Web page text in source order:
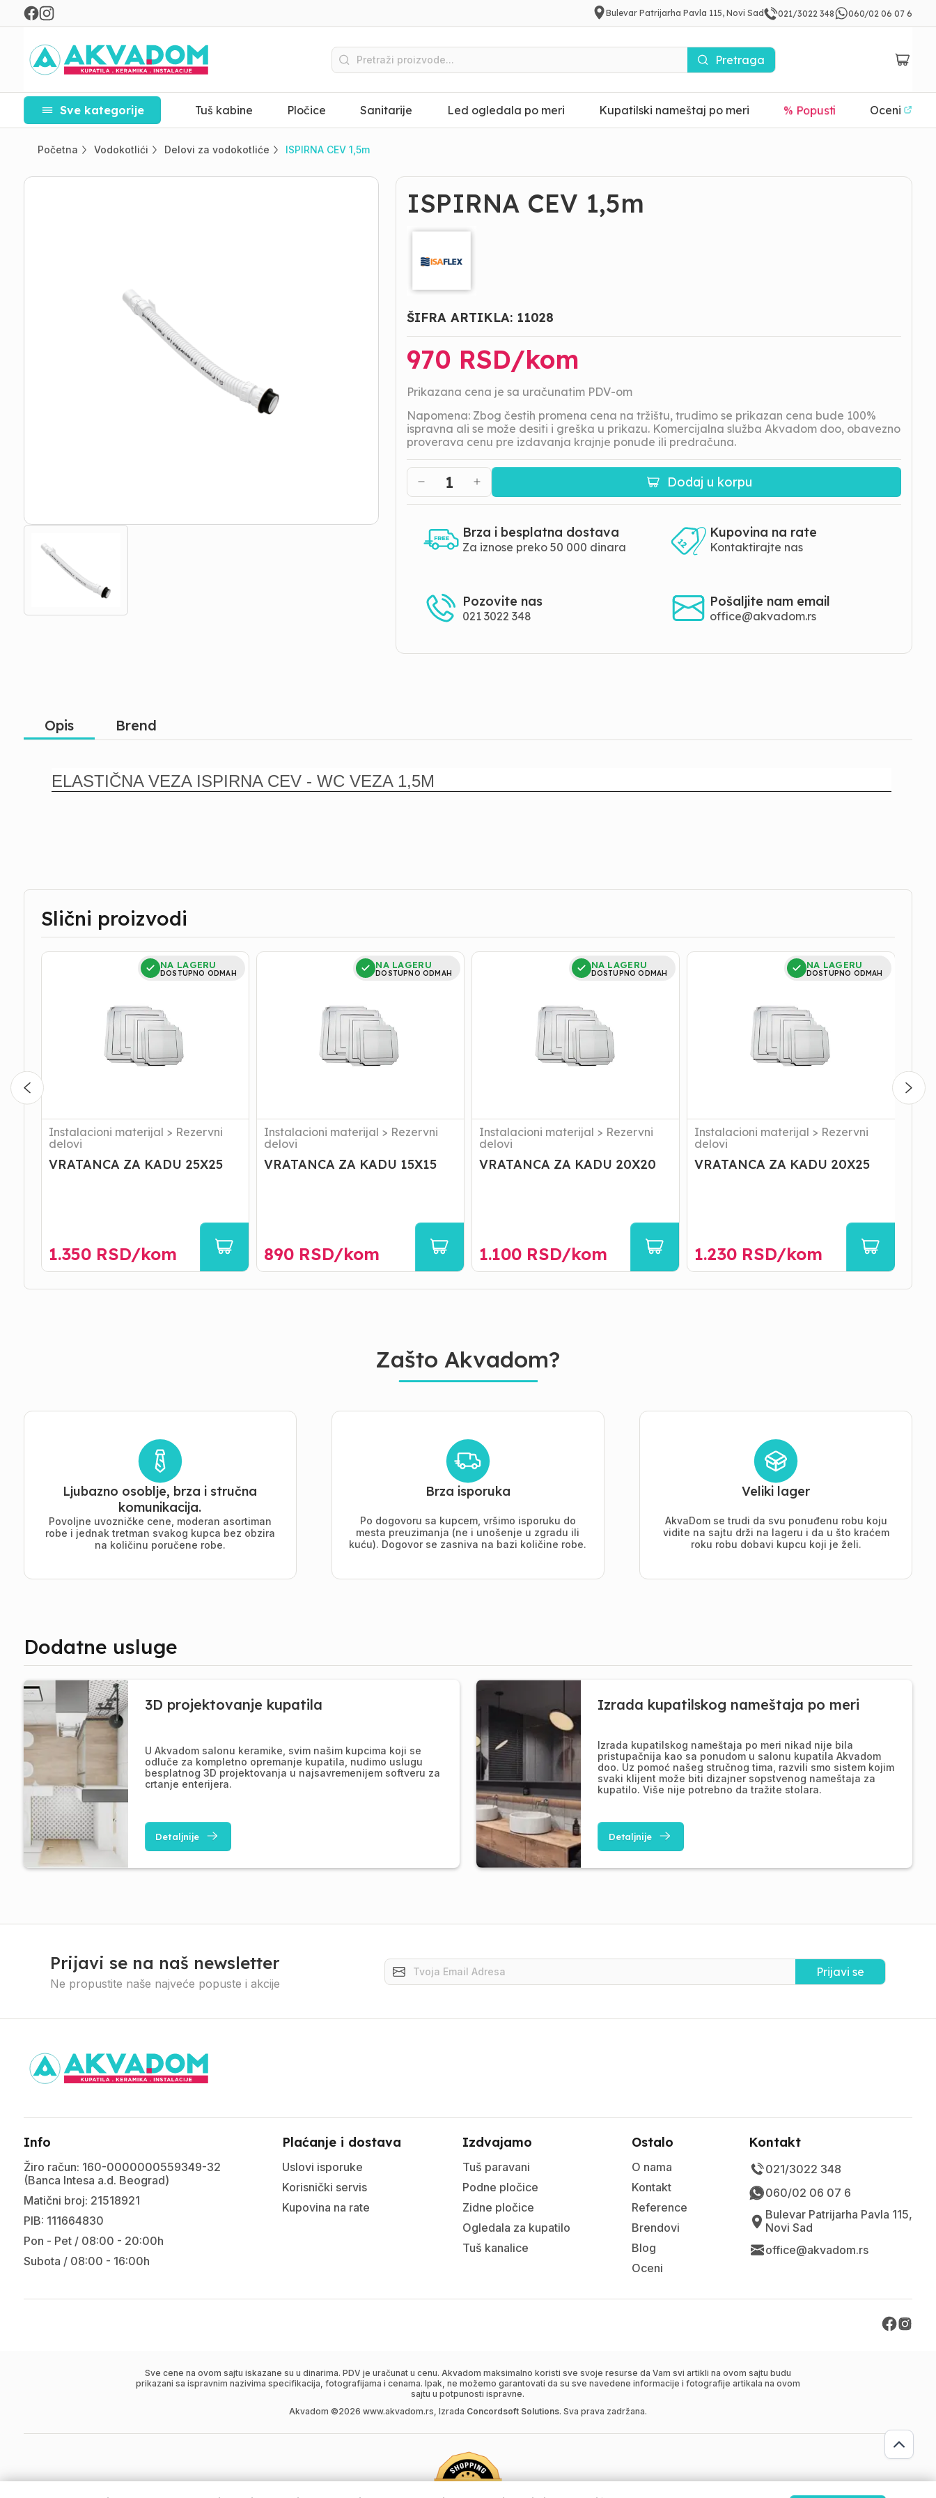
Bulevar Patrijarha Pavla 115, Novi Sad 021/3022 348 060/02 06 07 6
Pretraga
Sve kategorije Tuš kabine Pločice Sanitarije Led ogledala po meri Kupatilski nameštaj po meri % Popusti Oceni
Početna Vodokotlići Delovi za vodokotliće ISPIRNA CEV 1,5m
ISPIRNA CEV 1,5m
ŠIFRA ARTIKLA: 11028
970 RSD/kom
Prikazana cena je sa uračunatim PDV-om
Napomena: Zbog čestih promena cena na tržištu, trudimo se prikazan cena bude 100%
ispravna ali se može desiti i greška u prikazu. Komercijalna služba Akvadom doo, obavezno
proverava cenu pre izdavanja krajnje ponude ili predračuna.
1 Dodaj u korpu
Brza i besplatna dostava
Za iznose preko 50 000 dinara
Kupovina na rate
Kontaktirajte nas
Pozovite nas
021 3022 348
Pošaljite nam email
office@akvadom.rs
Opis Brend
ELASTIČNA VEZA ISPIRNA CEV - WC VEZA 1,5M
Slični proizvodi
VRATANCA
NA LAGERU
DOSTUPNO ODMAH
Instalacioni materijal > Rezervni
delovi
VRATANCA ZA KADU 25X25
1.350RSD/kom
VRATANCA
NA LAGERU
DOSTUPNO ODMAH
Instalacioni materijal > Rezervni
delovi
VRATANCA ZA KADU 15X15
890RSD/kom
VRATANCA
NA LAGERU
DOSTUPNO ODMAH
Instalacioni materijal > Rezervni
delovi
VRATANCA ZA KADU 20X20
1.100 RSD/kom
VRATANCA
NA LAGERU
DOSTUPNO ODMAH
Instalacioni materijal > Rezervni
delovi
VRATANCA ZA KADU 20X25
1.230 RSD/kom
WC
Zašto Akvadom?
Ljubazno osoblje, brza i stručna
komunikacija.
Povoljne uvozničke cene, moderan asortiman
robe i jednak tretman svakog kupca bez obzira
na količinu poručene robe.
Brza isporuka
Po dogovoru sa kupcem, vršimo isporuku do
mesta preuzimanja (ne i unošenje u zgradu ili
kuću). Dogovor se zasniva na bazi količine robe.
Veliki lager
AkvaDom se trudi da svu ponuđenu robu koju
vidite na sajtu drži na lageru i da u što kraćem
roku robu dobavi kupcu koji je želi.
Dodatne usluge
3D projektovanje kupatila
U Akvadom salonu keramike, svim našim kupcima koji se
odluče za kompletno opremanje kupatila, nudimo uslugu
besplatnog 3D projektovanja u najsavremenijem softveru za
crtanje enterijera.
Detaljnije
Izrada kupatilskog nameštaja po meri
Izrada kupatilskog nameštaja po meri nikad nije bila
pristupačnija kao sa ponudom u salonu kupatila Akvadom
doo. Uz pomoć našeg stručnog tima, razvili smo sistem kojim
svaki klijent može biti dizajner sopstvenog nameštaja za
kupatilo. Više nije potrebno da tražite stolara.
Detaljnije
Prijavi se na naš newsletter
Ne propustite naše najveće popuste i akcije
Prijavi se
Info
Žiro račun: 160-0000000559349-32
(Banca Intesa a.d. Beograd)
Matični broj: 21518921
PIB: 111664830
Pon - Pet / 08:00 - 20:00h
Subota / 08:00 - 16:00h
Plaćanje i dostava
Uslovi isporuke
Korisnički servis
Kupovina na rate
Izdvajamo
Tuš paravani
Podne pločice
Zidne pločice
Ogledala za kupatilo
Tuš kanalice
Ostalo
O nama
Kontakt
Reference
Brendovi
Blog
Oceni
Kontakt
021/3022 348
060/02 06 07 6
Bulevar Patrijarha Pavla 115,
Novi Sad
office@akvadom.rs
Sve cene na ovom sajtu iskazane su u dinarima. PDV je uračunat u cenu. Akvadom maksimalno koristi sve svoje resurse da Vam svi artikli na ovom sajtu budu
prikazani sa ispravnim nazivima specifikacija, fotografijama i cenama. Ipak, ne možemo garantovati da su sve navedene informacije i fotografije artikala na ovom
sajtu u potpunosti ispravne.
Akvadom ©2026 www.akvadom.rs, Izrada Concordsoft Solutions. Sva prava zadržana.